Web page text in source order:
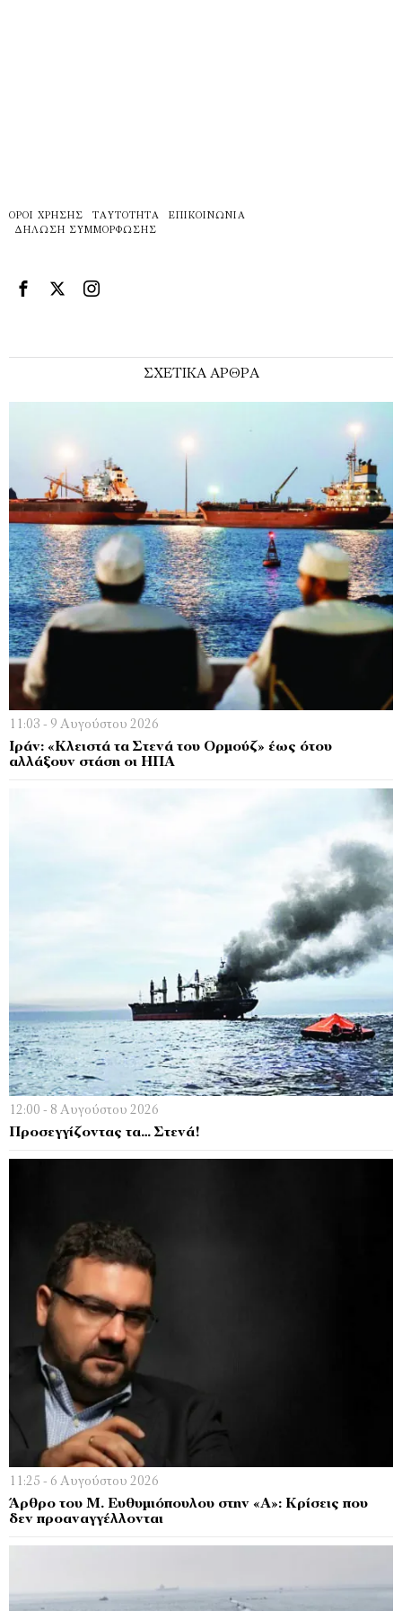
ΌΡΟΙ ΧΡΉΣΗΣ ΤΑΥΤΌΤΗΤΑ
ΕΠΙΚΟΙΝΩΝΊΑ
ΔΉΛΩΣΗ ΣΥΜΜΌΡΦΩΣΗΣ
ΣΧΕΤΙΚΑ ΑΡΘΡΑ
11:03 - 9 Αυγούστου 2026
Ιράν: «Κλειστά τα Στενά του Ορμούζ» έως ότου
αλλάξουν στάση οι ΗΠΑ
12:00 - 8 Αυγούστου 2026
Προσεγγίζοντας τα… Στενά!
11:25 - 6 Αυγούστου 2026
Άρθρο του Μ. Ευθυμιόπουλου στην «Α»: Κρίσεις που
δεν προαναγγέλλονται